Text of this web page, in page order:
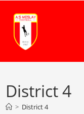
District 4
> District 4